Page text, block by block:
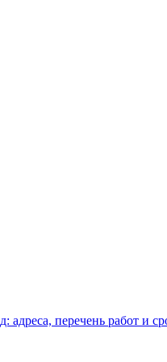
адреса, перечень работ и